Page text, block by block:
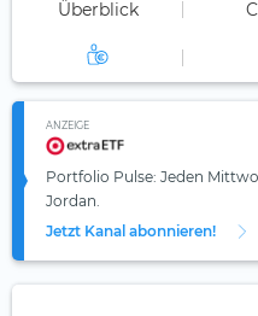
Überblick
ANZEIGE
Portfolio Pulse: Jeden
Jordan.
Jetzt Kanal abonnieren!